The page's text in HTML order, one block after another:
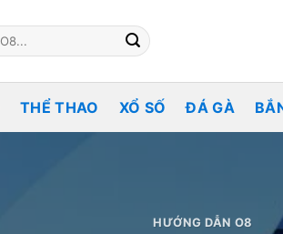
THỂ THAO XỔ SỐ ĐÁ GÀ
HƯỚNG DẪN O8